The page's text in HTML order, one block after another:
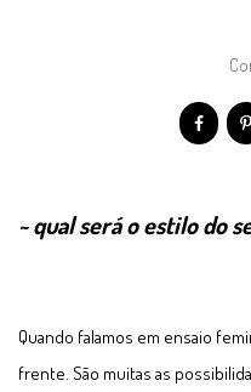
~ qual será o estilo do
Quando falamos em ensaio
frente. São muitas as